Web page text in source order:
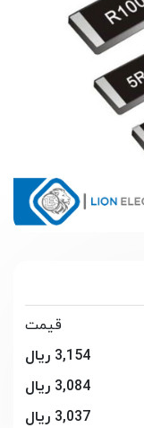
قیمت
3,154 ریال
3,084 ریال
3,037 ریال